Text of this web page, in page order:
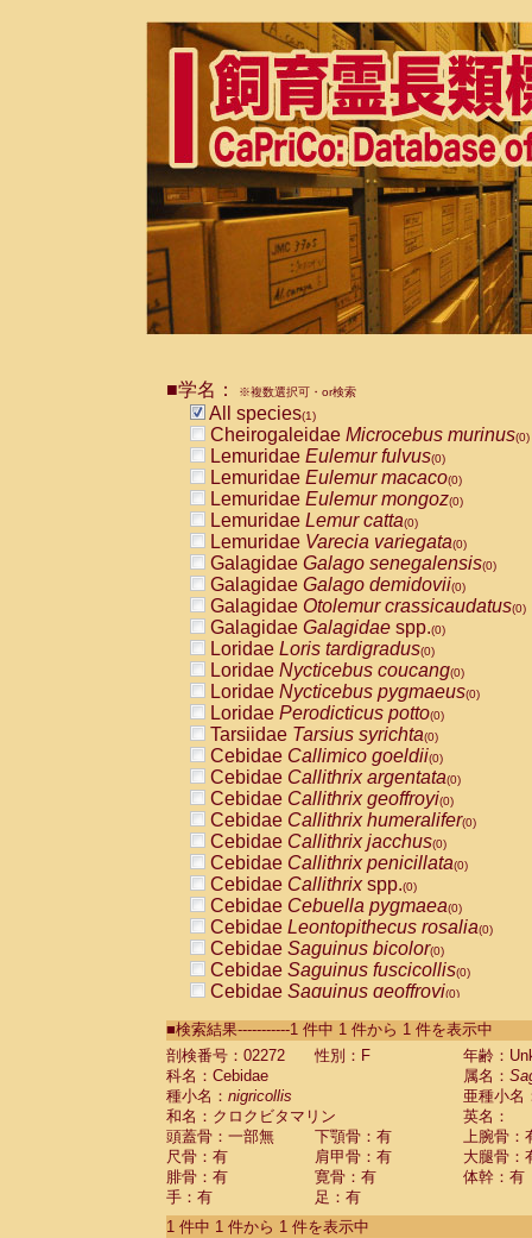
■学名： ※複数選択可・or検索
All species(1)
Cheirogaleidae Microcebus murinus(0)
Lemuridae Eulemur fulvus(0)
Lemuridae Eulemur macaco(0)
Lemuridae Eulemur mongoz(0)
Lemuridae Lemur catta(0)
Lemuridae Varecia variegata(0)
Galagidae Galago senegalensis(0)
Galagidae Galago demidovii(0)
Galagidae Otolemur crassicaudatus(0)
Galagidae Galagidae spp.(0)
Loridae Loris tardigradus(0)
Loridae Nycticebus coucang(0)
Loridae Nycticebus pygmaeus(0)
Loridae Perodicticus potto(0)
Tarsiidae Tarsius syrichta(0)
Cebidae Callimico goeldii(0)
Cebidae Callithrix argentata(0)
Cebidae Callithrix geoffroyi(0)
Cebidae Callithrix humeralifer(0)
Cebidae Callithrix jacchus(0)
Cebidae Callithrix penicillata(0)
Cebidae Callithrixspp.(0)
Cebidae Cebuella pygmaea(0)
Cebidae Leontopithecus rosalia(0)
Cebidae Saguinus bicolor(0)
Cebidae Saguinus fuscicollis(0)
Cebidae Saguinus geoffroyi(0)
CebidaeSaguinus labiatus(0)
Cebidae Saguinus leucopus (0)
Cebidae
CebidaeSaguinus mystax
CebidaeSaguinus nigricollis (1)
Cebidae Saguinus oedipus
Cebidae Saguinus weddelli
Cebidae Saguinusspp.
Cebidae Aotus trivirgatus
Cebidae Cebus albifrons
■検索結果-----------1 件中 1 件から 1 件を表示中
剖検番号：02272
性別：F
年齢：
科名：Cebidae
属名：
種小名： nigricollis
亜種小名
和名：クロクビタマリン
英名：
頭蓋骨：一部無
下顎骨：有
上腕骨：
尺骨：有
肩甲骨：有
大腿骨：
腓骨：有
寛骨：有
体幹：有
手：有
足：有
1 件中 1 件から 1 件を表示中